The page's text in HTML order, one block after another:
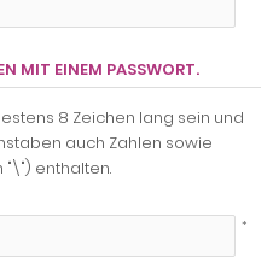
MIT EINEM PASSWORT.
8 Zeichen lang sein und
auch Zahlen sowie
"\") enthalten.
*